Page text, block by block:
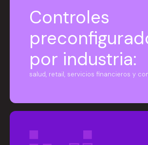
Controles
por industria:
salud, retail, servicios financieros y